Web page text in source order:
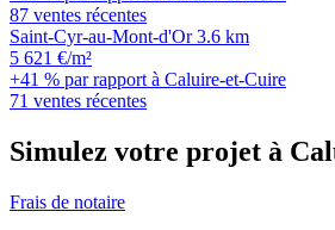
87 ventes récentes
Saint-Cyr-au-Mont-d'Or 3.6 km
5 621 €/m²
+41 % par rapport à Caluire-et-Cuire
71 ventes récentes
Simulez votre projet à
Frais de notaire